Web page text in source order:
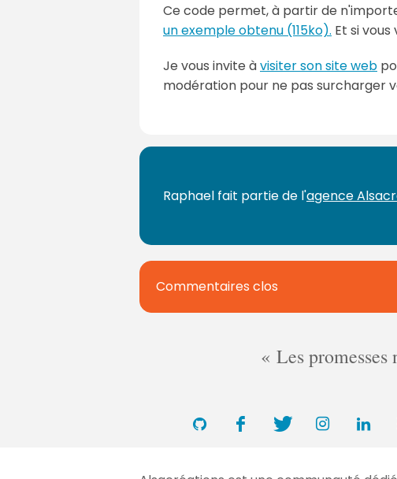
Ce code permet, à partir de
un exemple obtenu (115ko). Et si
Je vous invite àvisiter son site web
modération pour ne pas surcharger
Raphael fait partie de l'agence
Commentaires clos
Les promesses